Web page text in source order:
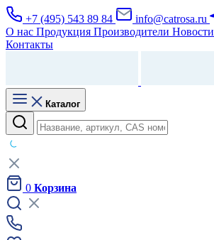
+7 (495) 543 89 84
info@catrosa.ru
О нас Продукция Производители Новости
Контакты
Каталог
0 Корзина